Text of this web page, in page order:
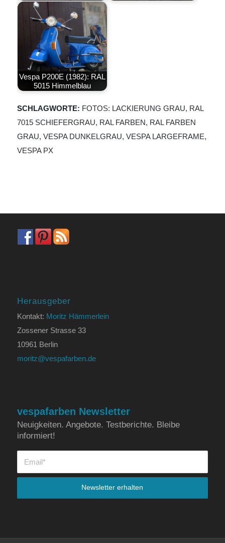
Vespa P200E (1982): RAL
5015 Himmelblau
SCHLAGWORTE: FOTOS: LACKIERUNG GRAU, RAL
7015 SCHIEFERGRAU, RAL FARBEN, RAL FARBEN
GRAU, VESPA DUNKELGRAU, VESPA LARGEFRAME,
VESPA PX
Herausgeber
Kontakt: Moritz Hämmerlein
Zossener Strasse 33
10961 Berlin
moritz@vespafarben.de
vespafarben Newsletter
Neuigkeiten. Angebote. Testberichte. Bleibe
informiert!